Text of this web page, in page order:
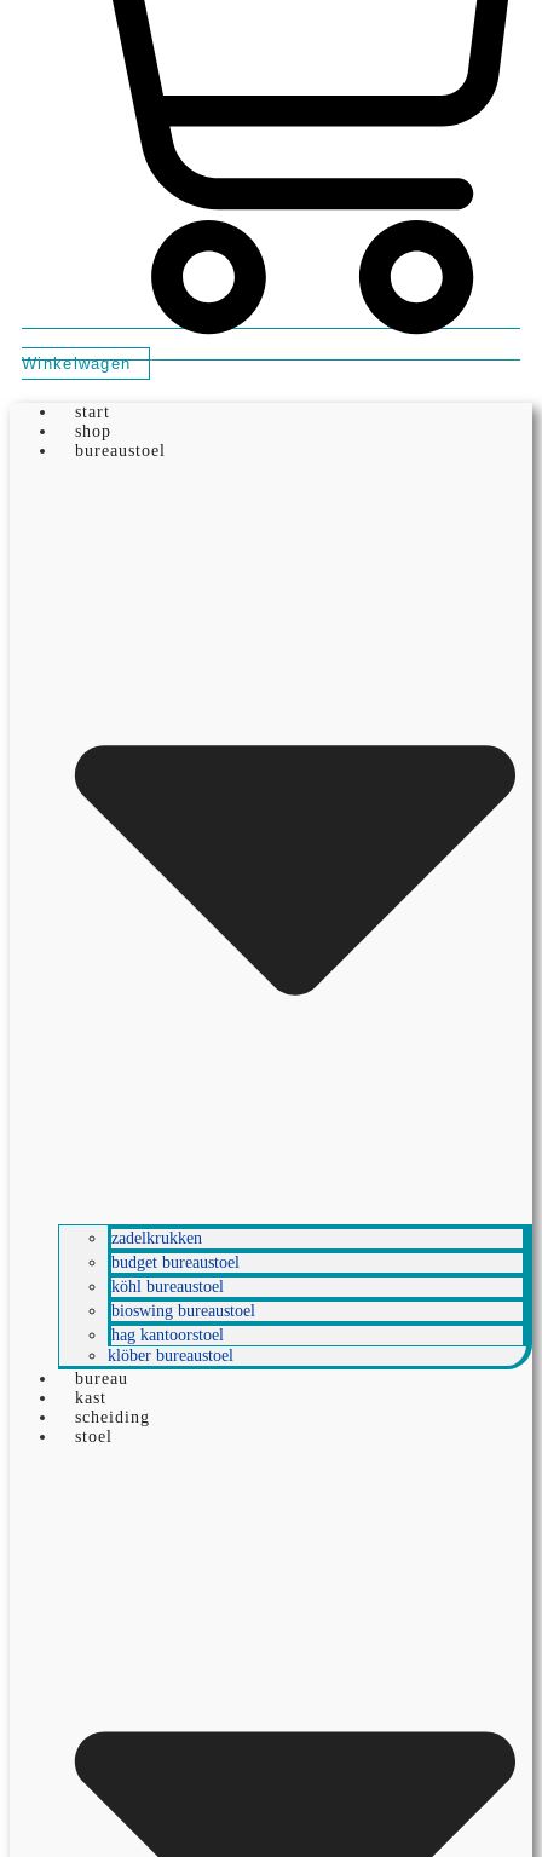
Winkelwagen
start
shop
bureaustoel
zadelkrukken
budget bureaustoel
köhl bureaustoel
bioswing bureaustoel
hag kantoorstoel
klöber bureaustoel
bureau
kast
scheiding
stoel